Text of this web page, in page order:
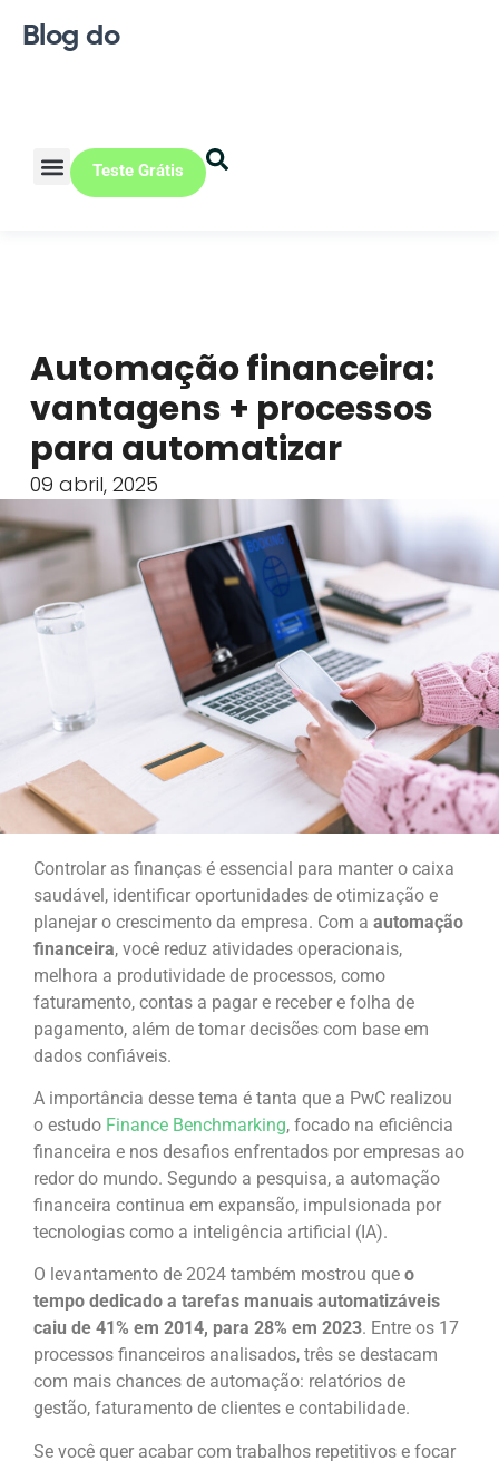
Blog do
Teste Grátis
Automação financeira:
vantagens + processos
para automatizar
09 abril, 2025
Controlar as finanças é essencial para manter o caixa
saudável, identificar oportunidades de otimização e
planejar o crescimento da empresa. Com a automação
financeira, você reduz atividades operacionais,
melhora a produtividade de processos, como
faturamento, contas a pagar e receber e folha de
pagamento, além de tomar decisões com base em
dados confiáveis.
A importância desse tema é tanta que a PwC realizou
o estudo Finance Benchmarking, focado na eficiência
financeira e nos desafios enfrentados por empresas ao
redor do mundo. Segundo a pesquisa, a automação
financeira continua em expansão, impulsionada por
tecnologias como a inteligência artificial (IA).
O levantamento de 2024 também mostrou que o
tempo dedicado a tarefas manuais automatizáveis
caiu de 41% em 2014, para 28% em 2023. Entre os 17
processos financeiros analisados, três se destacam
com mais chances de automação: relatórios de
gestão, faturamento de clientes e contabilidade.
Se você quer acabar com trabalhos repetitivos e focar